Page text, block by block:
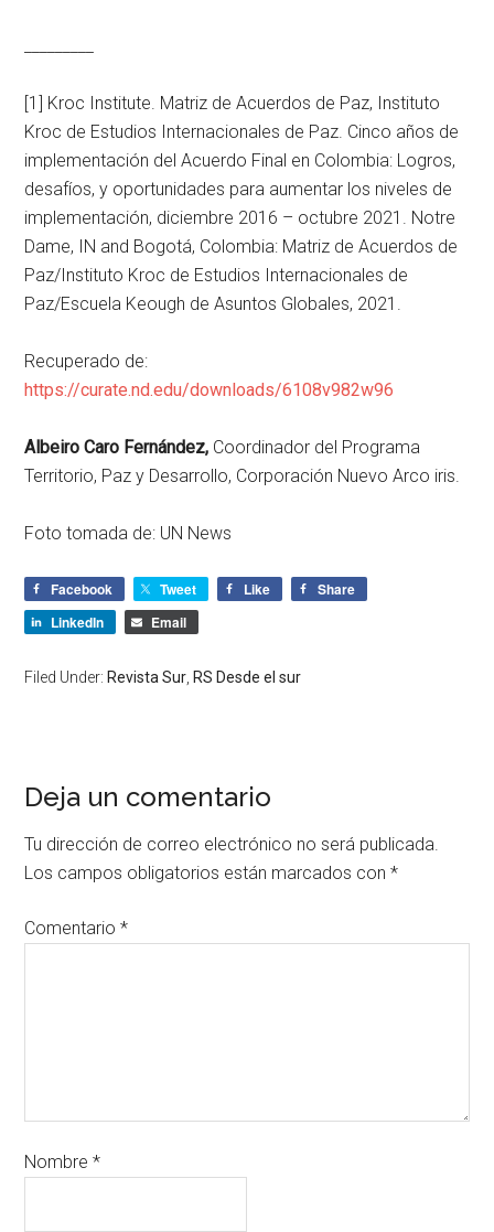
[1] Kroc Institute. Matriz de Acuerdos de Paz, Instituto
Kroc de Estudios Internacionales de Paz. Cinco años de
implementación del Acuerdo Final en Colombia: Logros,
desafíos, y oportunidades para aumentar los niveles de
implementación, diciembre 2016 – octubre 2021. Notre
Dame, IN and Bogotá, Colombia: Matriz de Acuerdos de
Paz/Instituto Kroc de Estudios Internacionales de
Paz/Escuela Keough de Asuntos Globales, 2021.
Recuperado de:
https://curate.nd.edu/downloads/6108v982w96
Albeiro Caro Fernández, Coordinador del Programa
Territorio, Paz y Desarrollo, Corporación Nuevo Arco iris.
Foto tomada de: UN News
Facebook Tweet Like
Share
LinkedIn
Email
Filed Under: Revista Sur RS Desde el sur
Deja un comentario
Tu dirección de correo electrónico no será publicada.
Los campos obligatorios están marcados con*
Comentario*
Nombre*